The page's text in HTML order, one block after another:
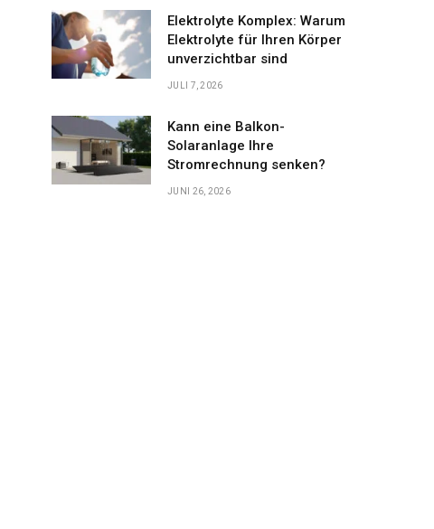
Elektrolyte Komplex: Warum
Elektrolyte für Ihren Körper
unverzichtbar sind
JULI 7, 2026
Kann eine Balkon-
Solaranlage Ihre
Stromrechnung senken?
JUNI 26, 2026